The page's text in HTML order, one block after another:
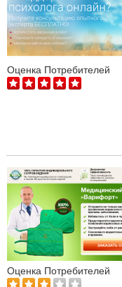
Оценка Потребителей
Оценка Потребителей